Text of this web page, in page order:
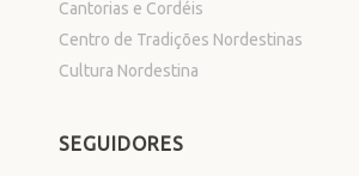
Cantorias e Cordéis
Centro de Tradições Nordestinas
Cultura Nordestina
SEGUIDORES